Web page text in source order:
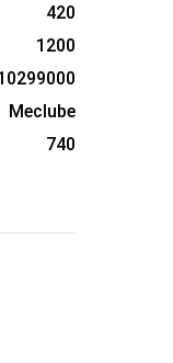
420
1200
Meclube
740